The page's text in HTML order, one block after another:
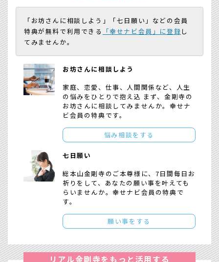
「お坊さんに相談しよう」「七日願い」などの会員
特典が無料で利用できる
「幸せナビ会員」に登録 し
てみませんか。
お坊さんに相談しよう
家庭、恋愛、仕事、人間関係など、人生
の悩みをひとりで抱え込 まず、金剛寺の
お坊さんに相談してみませんか。幸せナ
ビ会員の特典です。
悩み相談をする
七日願い
総本山金剛寺のご本尊様に、7日間毎日お
祈りをして、あなたの願い事を叶えても
らいませんか。幸せナビ会員の特典で
す。
願い事をする
リアル金剛寺をもっと活用する